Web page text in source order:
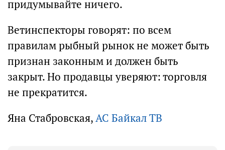
придумывайте ничего.
Ветинспекторы говорят: по всем
правилам рыбный рынок не может быть
признан законным и должен быть
закрыт. Но продавцы уверяют: торговля
не прекратится.
Яна Стабровская,АС Байкал ТВ